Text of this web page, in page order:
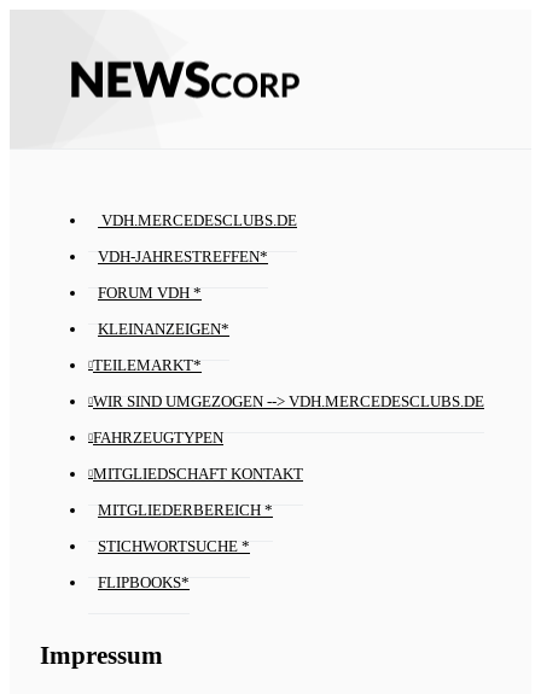
VDH.MERCEDESCLUBS.DE
VDH-JAHRESTREFFEN*
FORUM VDH *
KLEINANZEIGEN*
TEILEMARKT*
WIR SIND UMGEZOGEN --> VDH.MERCEDESCLUBS.DE
FAHRZEUGTYPEN
MITGLIEDSCHAFT KONTAKT
MITGLIEDERBEREICH *
STICHWORTSUCHE *
FLIPBOOKS*
Impressum